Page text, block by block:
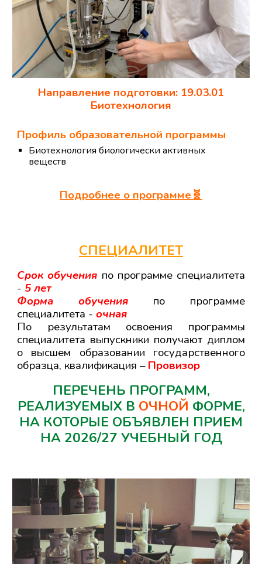
Направление подготовки: 19.03.01
Биотехнология
Профиль образовательной программы
Биотехнология биологически активных
веществ
Подробнее о программе🧬
СПЕЦИАЛИТЕТ
Срок обучения по программе специалитета
- 5 лет
Форма обучения по программе
специалитета -очная
По результатам освоения программы
специалитета выпускники получают диплом
о высшем образовании государственного
образца, квалификация –Провизор
ПЕРЕЧЕНЬ ПРОГРАММ,
РЕАЛИЗУЕМЫХ В ОЧНОЙ ФОРМЕ,
НА КОТОРЫЕ ОБЪЯВЛЕН ПРИЕМ
НА 2026/27 УЧЕБНЫЙ ГОД